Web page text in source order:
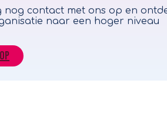
nog contact met ons op en
naar een hoger niveau